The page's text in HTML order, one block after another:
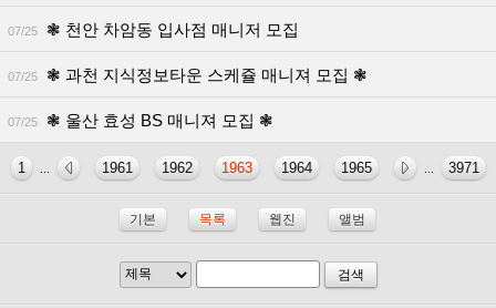
07/25 ❃ 천안 차암동 입사점 매니저 모집
07/25 ❃ 과천 지식정보타운 스케쥴 매니져 모집 ❃
07/25 ❃ 울산 효성 BS 매니져 모집 ❃
1 ... 1961 1962 1963 1964 1965 ... 3971
기본 목록 웹진 앨범
검색